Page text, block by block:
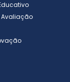
Avaliação